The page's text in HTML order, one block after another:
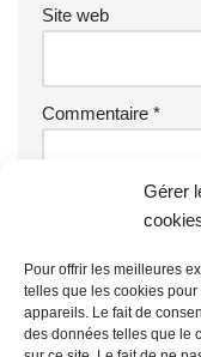
Gérer
Pour offrir les meilleures
telles que les cookies
appareils. Le fait de
des données telles que le
Site web
Commentaire *